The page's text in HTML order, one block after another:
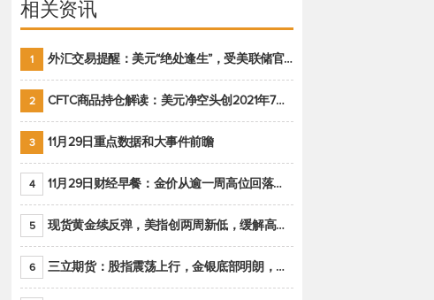
相关资讯
1 外汇交易提醒：美元“绝处逢生”，受美联储官员鹰派讲话支撑
2 CFTC商品持仓解读：美元净空头创2021年7月以来最大，黄金期货投机性净多头头寸减少
3 11月29日重点数据和大事件前瞻
4 11月29日财经早餐：金价从逾一周高位回落，美联储官员重申鹰派立场推动美元回升
5 现货黄金续反弹，美指创两周新低，缓解高通胀美国须治本
6 三立期货：股指震荡上行，金银底部明朗，原油偏弱走势(20221128收评)